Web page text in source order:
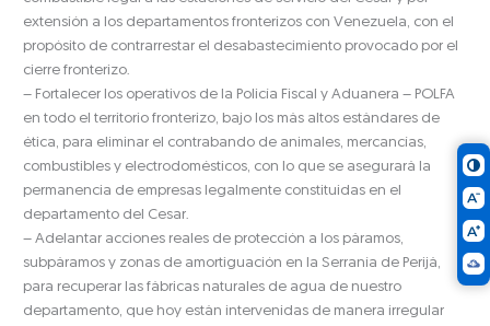
extensión a los departamentos fronterizos con Venezuela, con el
propósito de contrarrestar el desabastecimiento provocado por el
cierre fronterizo.
– Fortalecer los operativos de la Policía Fiscal y Aduanera – POLFA
en todo el territorio fronterizo, bajo los más altos estándares de
ética, para eliminar el contrabando de animales, mercancías,
combustibles y electrodomésticos, con lo que se asegurará la
permanencia de empresas legalmente constituidas en el
departamento del Cesar.
– Adelantar acciones reales de protección a los páramos,
subpáramos y zonas de amortiguación en la Serranía de Perijá,
para recuperar las fábricas naturales de agua de nuestro
departamento, que hoy están intervenidas de manera irregular